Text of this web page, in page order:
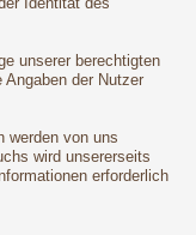
unserer berechtigten
der Nutzer
werden von uns
wird unsererseits
erforderlich